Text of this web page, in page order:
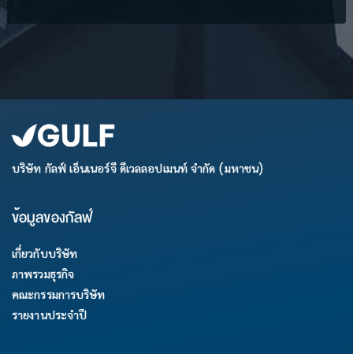
บริษัท กัลฟ์ เอ็นเนอร์จี ดีเวลลอปเมนท์ จำกัด (มหาชน)
ข้อมูลของกัลฟ์
เกี่ยวกับบริษัท
ภาพรวมธุรกิจ
คณะกรรมการบริษัท
รายงานประจำปี